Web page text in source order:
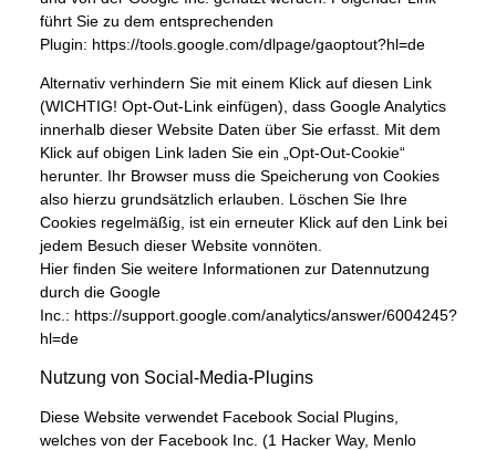
führt Sie zu dem entsprechenden
Plugin: https://tools.google.com/dlpage/gaoptout?hl=de
Alternativ verhindern Sie mit einem Klick auf diesen Link
(WICHTIG! Opt-Out-Link einfügen), dass Google Analytics
innerhalb dieser Website Daten über Sie erfasst. Mit dem
Klick auf obigen Link laden Sie ein „Opt-Out-Cookie“
herunter. Ihr Browser muss die Speicherung von Cookies
also hierzu grundsätzlich erlauben. Löschen Sie Ihre
Cookies regelmäßig, ist ein erneuter Klick auf den Link bei
jedem Besuch dieser Website vonnöten.
Hier finden Sie weitere Informationen zur Datennutzung
durch die Google
Inc.: https://support.google.com/analytics/answer/6004245?
hl=de
Nutzung von Social-Media-Plugins
Diese Website verwendet Facebook Social Plugins,
welches von der Facebook Inc. (1 Hacker Way, Menlo